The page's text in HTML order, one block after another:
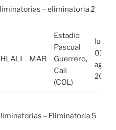
– eliminatoria 2
MAR
Estadio
Pascual
Guerrero,
Cali
(COL)
lun,
01
ago
2022
– Eliminatoria 5